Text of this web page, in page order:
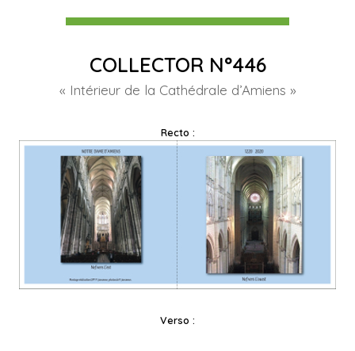
COLLECTOR N°446
« Intérieur de la Cathédrale d’Amiens »
Recto :
Verso :